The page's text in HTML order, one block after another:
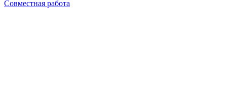
Совместная работа